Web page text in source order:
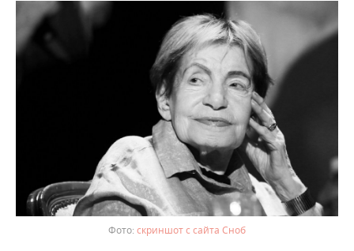
скриншот с сайта Сноб